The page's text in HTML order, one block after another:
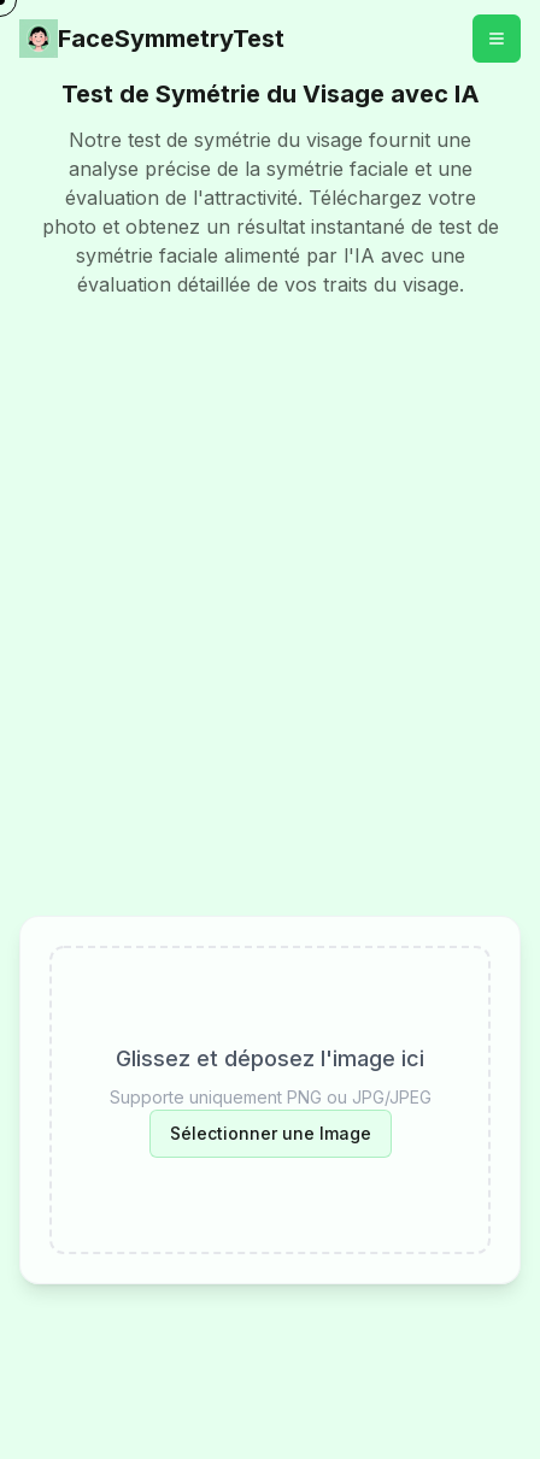
FaceSymmetryTest
Test de Symétrie du Visage avec IA
Notre test de symétrie du visage fournit une
analyse précise de la symétrie faciale et une
évaluation de l'attractivité. Téléchargez votre
photo et obtenez un résultat instantané de test de
symétrie faciale alimenté par l'IA avec une
évaluation détaillée de vos traits du visage.
Glissez et déposez l'image ici
Supporte uniquement PNG ou JPG/JPEG
Sélectionner une Image